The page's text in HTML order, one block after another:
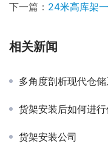
下一篇： 24米高库架
相关新闻
多角度剖析现代仓储
货架安装后如何进
货架安装公司